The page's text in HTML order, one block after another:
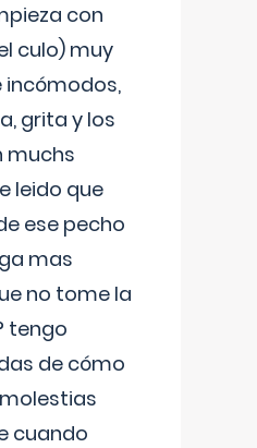
con
culo) muy
incómodos,
grita y los
muchs
leido que
ese pecho
mas
no tome la
tengo
de cómo
cuando